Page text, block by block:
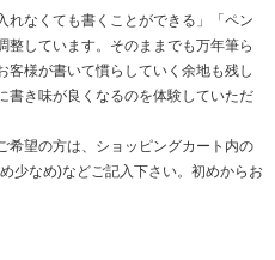
れなくても書くことができる」「ペン
整しています。そのままでも万年筆ら
客様が書いて慣らしていく余地も残し
書き味が良くなるのを体験していただ
希望の方は、ショッピングカート内の
少なめ)などご記入下さい。初めからお